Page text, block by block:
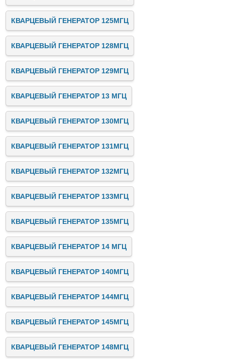
КВАРЦЕВЫЙ ГЕНЕРАТОР 125МГЦ
КВАРЦЕВЫЙ ГЕНЕРАТОР 128МГЦ
КВАРЦЕВЫЙ ГЕНЕРАТОР 129МГЦ
КВАРЦЕВЫЙ ГЕНЕРАТОР 13 МГЦ
КВАРЦЕВЫЙ ГЕНЕРАТОР 130МГЦ
КВАРЦЕВЫЙ ГЕНЕРАТОР 131МГЦ
КВАРЦЕВЫЙ ГЕНЕРАТОР 132МГЦ
КВАРЦЕВЫЙ ГЕНЕРАТОР 133МГЦ
КВАРЦЕВЫЙ ГЕНЕРАТОР 135МГЦ
КВАРЦЕВЫЙ ГЕНЕРАТОР 14 МГЦ
КВАРЦЕВЫЙ ГЕНЕРАТОР 140МГЦ
КВАРЦЕВЫЙ ГЕНЕРАТОР 144МГЦ
КВАРЦЕВЫЙ ГЕНЕРАТОР 145МГЦ
КВАРЦЕВЫЙ ГЕНЕРАТОР 148МГЦ